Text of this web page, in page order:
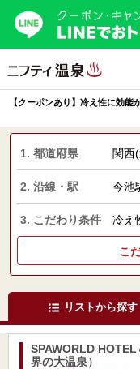
【クーポンあり】冷え性に効
1. 都道府県 関西
2. 沿線・駅 今池
3. こだわり条件 冷え
こ
リストから探す
SPAWORLD
界の大温泉）